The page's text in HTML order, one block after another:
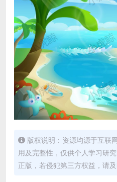
版权说明：资源均源于互联
用及完整性，仅供个人学习研
正版，若侵犯第三方权益，请